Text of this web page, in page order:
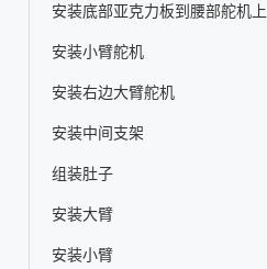
安装底部亚克力板到腰部舵机上
安装小臂舵机
安装右边大臂舵机
安装中间支架
组装肚子
安装大臂
安装小臂